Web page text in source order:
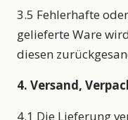
3.5 Fehlerhafte
gelieferte Ware
diesen
4. Versand,
4.1 Die Lieferung